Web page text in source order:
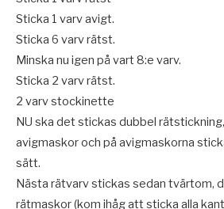
Sticka 1 varv avigt.
Sticka 6 varv rätst.
Minska nu igen på vart 8:e varv.
Sticka 2 varv rätst.
2 varv stockinette
NU ska det stickas dubbel
avigmaskor och på avigmaskorna
sätt.
Nästa rätvarv stickas sedan tvärtom,
rätmaskor (kom ihåg att sticka alla